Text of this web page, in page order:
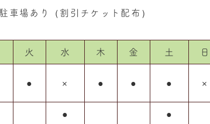
車場あり（割引チケット配布）
火 水 木 金 土
日
● × ● ● ● ×
●
●